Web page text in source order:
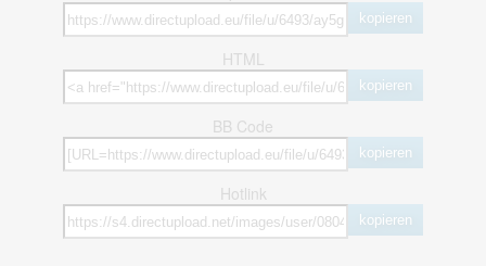
kopieren
HTML
kopieren
BB Code
kopieren
Hotlink
kopieren